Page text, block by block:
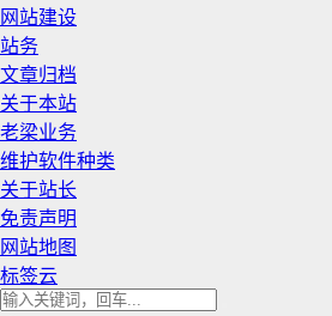
网站建设
站务
文章归档
关于本站
老梁业务
维护软件种类
关于站长
免责声明
网站地图
标签云